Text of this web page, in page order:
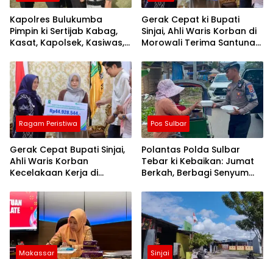
Kapolres Bulukumba
Pimpin ki Sertijab Kabag,
Kasat, Kapolsek, Kasiwas,
Gerak Cepat ki Bupati
Sinjai, Ahli Waris Korban di
Morowali Terima Santunan
Ketenagakerjaan
Ragam Peristiwa
Gerak Cepat Bupati Sinjai,
Ahli Waris Korban
Kecelakaan Kerja di
BPJS Ketenagakerjaan
Pos Sulbar
Polantas Polda Sulbar
Tebar ki Kebaikan: Jumat
Berkah, Berbagi Senyum
Makassar Sinjai